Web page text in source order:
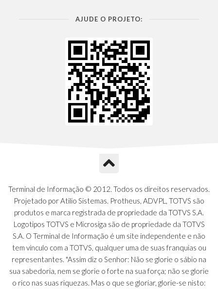
AJUDE O PROJETO:
Terminal de Informação © 2012. Todos os direitos reservados.
Projetado por Atilio Sistemas. Protheus, ADVPL, TOTVS são
produtos e marca registrada de propriedade da TOTVS S.A.
Logotipos TOTVS e Microsiga são de propriedade da TOTVS
S.A. O Terminal de Informação é um site independente e não
tem vínculo com a TOTVS, qualquer uma de suas franquias ou
representantes. "Assim diz o Senhor: Não se glorie o sábio na
sua sabedoria, nem se glorie o forte na sua força; não se glorie
o rico nas suas riquezas. Mas o que se gloriar, glorie-se nisto: